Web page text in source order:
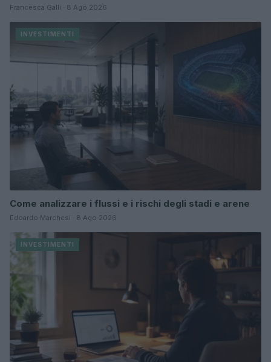
Francesca Galli · 8 Ago 2026
INVESTIMENTI
Come analizzare i flussi e i rischi degli stadi e arene
Edoardo Marchesi · 8 Ago 2026
INVESTIMENTI